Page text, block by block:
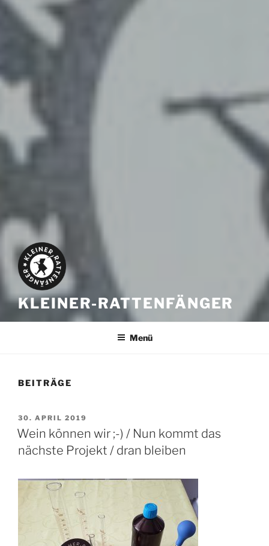
KLEINER-RATTENFÄNGER
Menü
BEITRÄGE
VERÖFFENTLICHT
AM
30. APRIL 2019
Wein können wir ;-) / Nun kommt das
nächste Projekt / dran bleiben